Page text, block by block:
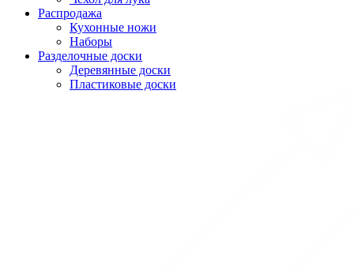
Распродажа
Кухонные ножи
Наборы
Разделочные доски
Деревянные доски
Пластиковые доски